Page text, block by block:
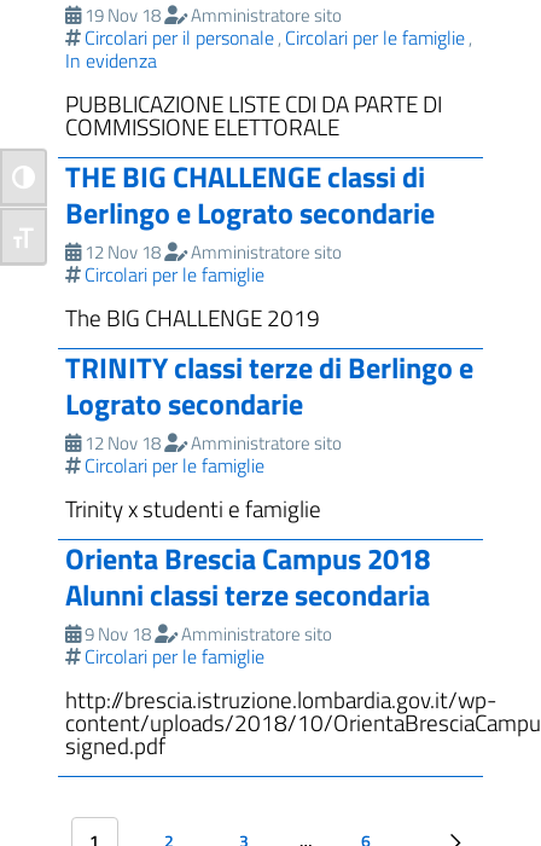
Attiva/disattiva alto contrasto
Attiva/disattiva dimensione testo
19 Nov 18 Amministratore sito
Circolari per il personale, Circolari per le famiglie,
In evidenza
PUBBLICAZIONE LISTE CDI DA PARTE DI
COMMISSIONE ELETTORALE
THE BIG CHALLENGE classi di
Berlingo e Lograto secondarie
12 Nov 18 Amministratore sito
Circolari per le famiglie
The BIG CHALLENGE 2019
TRINITY classi terze di Berlingo e
Lograto secondarie
12 Nov 18 Amministratore sito
Circolari per le famiglie
Trinity x studenti e famiglie
Orienta Brescia Campus 2018
Alunni classi terze secondaria
9 Nov 18 Amministratore sito
Circolari per le famiglie
http://brescia.istruzione.lombardia.gov.it/wp-
content/uploads/2018/10/
signed.pdf